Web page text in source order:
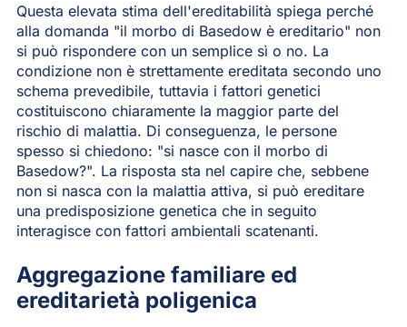
Questa elevata stima dell'ereditabilità spiega perché
alla domanda "il morbo di Basedow è ereditario" non
si può rispondere con un semplice sì o no. La
condizione non è strettamente ereditata secondo uno
schema prevedibile, tuttavia i fattori genetici
costituiscono chiaramente la maggior parte del
rischio di malattia. Di conseguenza, le persone
spesso si chiedono: "si nasce con il morbo di
Basedow?". La risposta sta nel capire che, sebbene
non si nasca con la malattia attiva, si può ereditare
una predisposizione genetica che in seguito
interagisce con fattori ambientali scatenanti.
Aggregazione familiare ed
ereditarietà poligenica